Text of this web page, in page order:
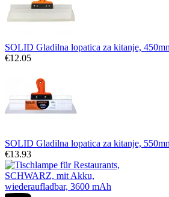
SOLID Gladilna lopatica za kitanje,
€12.05
SOLID Gladilna lopatica za kitanje,
€13.93